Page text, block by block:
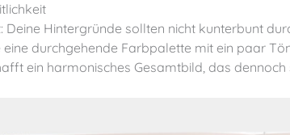
durchgehende Farbpalette mit ein paar
ein harmonisches Gesamtbild, das